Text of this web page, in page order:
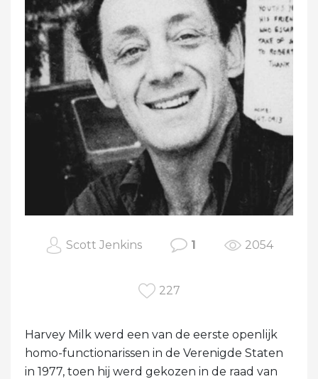
Scott Jenkins 1 2054
227
Harvey Milk werd een van de eerste openlijk
homo-functionarissen in de Verenigde Staten
in 1977, toen hij werd gekozen in de raad van